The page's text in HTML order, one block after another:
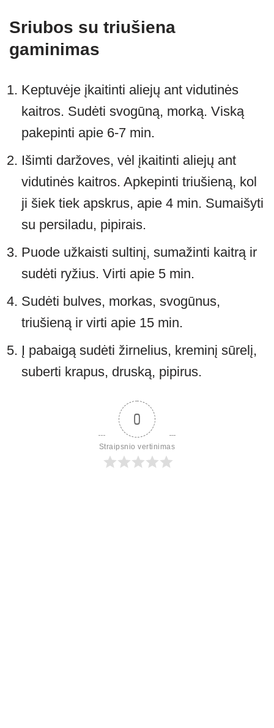
Sriubos su triušiena
gaminimas
Keptuvėje įkaitinti aliejų ant vidutinės
kaitros. Sudėti svogūną, morką. Viską
pakepinti apie 6-7 min.
Išimti daržoves, vėl įkaitinti aliejų ant
vidutinės kaitros. Apkepinti triušieną, kol
ji šiek tiek apskrus, apie 4 min. Sumaišyti
su persiladu, pipirais.
Puode užkaisti sultinį, sumažinti kaitrą ir
sudėti ryžius. Virti apie 5 min.
Sudėti bulves, morkas, svogūnus,
triušieną ir virti apie 15 min.
Į pabaigą sudėti žirnelius, kreminį sūrelį,
suberti krapus, druską, pipirus.
0
Straipsnio vertinimas